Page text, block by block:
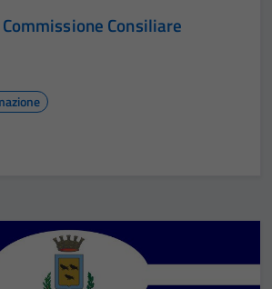
Consiliare